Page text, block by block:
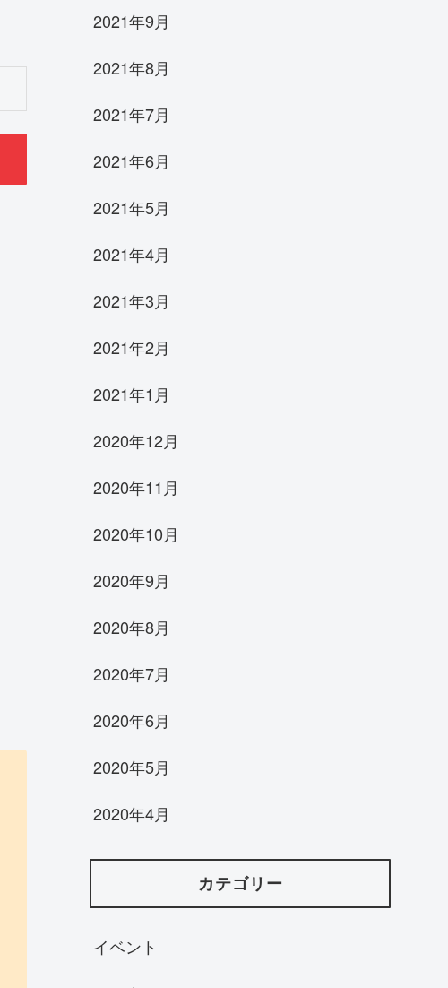
2021年9月
2021年8月
2021年7月
2021年6月
2021年5月
2021年4月
2021年3月
2021年2月
2021年1月
2020年12月
2020年11月
2020年10月
2020年9月
2020年8月
2020年7月
2020年6月
2020年5月
2020年4月
カテゴリー
イベント